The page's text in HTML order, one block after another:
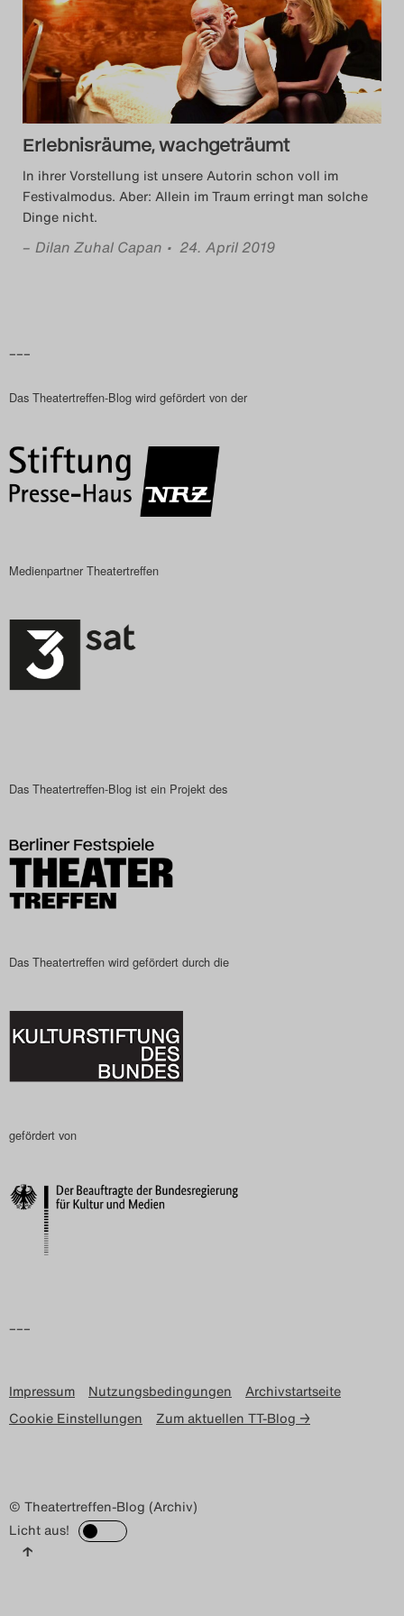
Das Theatertreffen-Blog
2014
Das Theatertreffen-Blog
2015
Das Theatertreffen-Blog
2016
Das Theatertreffen-Blog
2018
Das Theatertreffen-Blog
2018 Alumni
Das Theatertreffen-Blog
Das Theatertreffen-Blog
2022
Das Theatertreffen-Blog
2023
Das Theatertreffen-Blog
2024
2025
Das Theatertreffen-Blog
Nutzungsbedingungen
Erlebnisräume, wachgeträumt
In ihrer Vorstellung ist unsere Autorin schon voll im
Festivalmodus. Aber: Allein im Traum erringt man solche
Dinge nicht.
– Dilan Zuhal Capan • 24. April 2019
–––
Das Theatertreffen-Blog wird gefördert von der
Medienpartner Theatertreffen
Das Theatertreffen-Blog ist ein Projekt des
Das Theatertreffen wird gefördert durch die
gefördert von
–––
Impressum Nutzungsbedingungen
Archivstartseite
Cookie Einstellungen
Zum aktuellen TT-Blog →
© Theatertreffen-Blog (Archiv)
Licht aus!
↑